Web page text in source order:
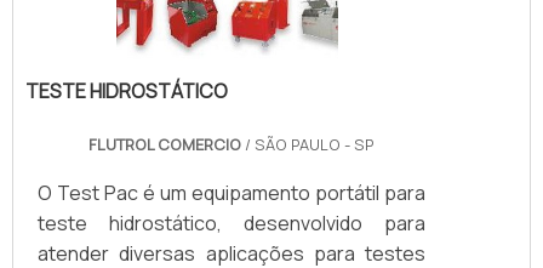
TESTE HIDROSTÁTICO
FLUTROL COMERCIO / SÃO PAULO - SP
O Test Pac é um equipamento portátil para
teste hidrostático, desenvolvido para
atender diversas aplicações para testes